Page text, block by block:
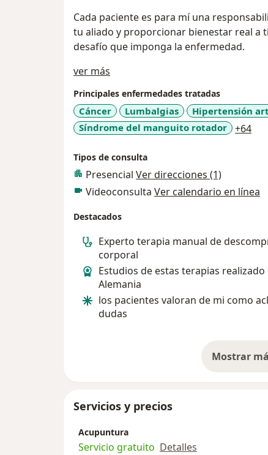
Cada paciente es para mí una
tu aliado y proporcionar bienestar real a
desafío que imponga la enfermedad.
ver más
Principales enfermedades tratadas
Cáncer Lumbalgias Hipertensión
Síndrome del manguito rotador
+64
Tipos de consulta
Presencial Ver direcciones (1)
Videoconsulta Ver calendario en línea
Destacados
Experto terapia manual de
corporal
Estudios de estas terapias realizado
Alemania
los pacientes valoran de mi como
dudas
Mostrar
Servicios y precios
Acupuntura
Servicio gratuito Detalles